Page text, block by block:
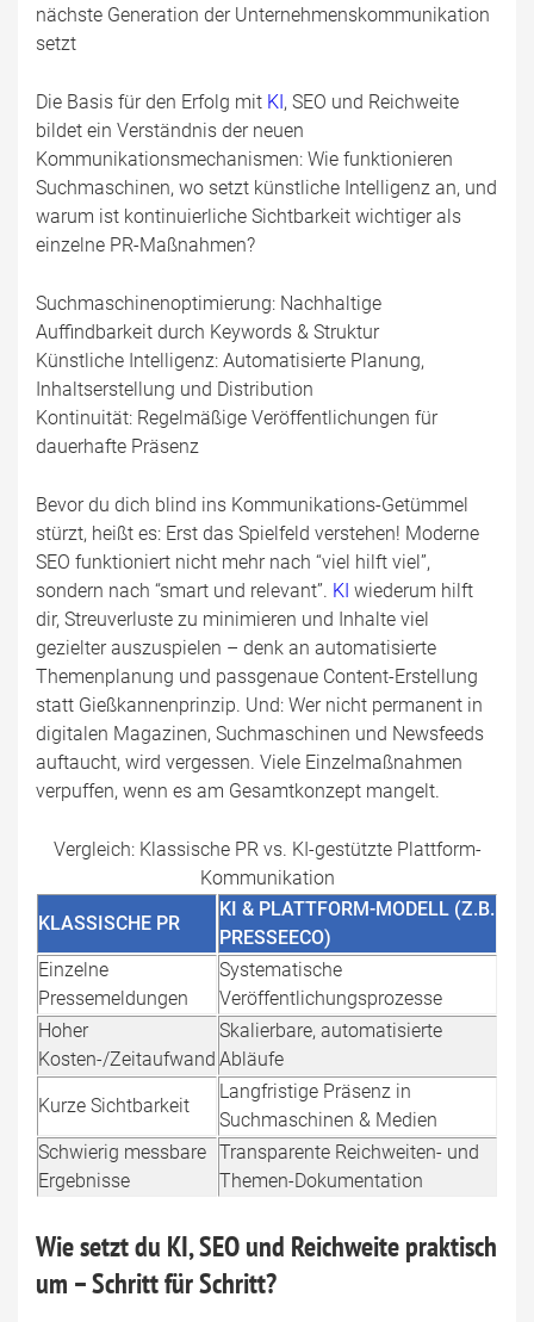
nächste Generation der Unternehmenskommunikation
setzt
Die Basis für den Erfolg mit KI, SEO und Reichweite
bildet ein Verständnis der neuen
Kommunikationsmechanismen: Wie funktionieren
Suchmaschinen, wo setzt künstliche Intelligenz an, und
warum ist kontinuierliche Sichtbarkeit wichtiger als
einzelne PR-Maßnahmen?
Suchmaschinenoptimierung: Nachhaltige
Auffindbarkeit durch Keywords & Struktur
Künstliche Intelligenz: Automatisierte Planung,
Inhaltserstellung und Distribution
Kontinuität: Regelmäßige Veröffentlichungen für
dauerhafte Präsenz
Bevor du dich blind ins Kommunikations-Getümmel
stürzt, heißt es: Erst das Spielfeld verstehen! Moderne
SEO funktioniert nicht mehr nach “viel hilft viel”,
sondern nach “smart und relevant”. KI wiederum hilft
dir, Streuverluste zu minimieren und Inhalte viel
gezielter auszuspielen – denk an automatisierte
Themenplanung und passgenaue Content-Erstellung
statt Gießkannenprinzip. Und: Wer nicht permanent in
digitalen Magazinen, Suchmaschinen und Newsfeeds
auftaucht, wird vergessen. Viele Einzelmaßnahmen
verpuffen, wenn es am Gesamtkonzept mangelt.
Vergleich: Klassische PR vs. KI-gestützte Plattform-
Kommunikation
KLASSISCHE PR
KI & PLATTFORM-MODELL (Z.B.
PRESSEECO)
Einzelne
Pressemeldungen
Systematische
Veröffentlichungsprozesse
Hoher
Kosten-/Zeitaufwand
Skalierbare, automatisierte
Abläufe
Kurze Sichtbarkeit
Langfristige Präsenz in
Suchmaschinen & Medien
Schwierig messbare
Ergebnisse
Transparente Reichweiten- und
Themen-Dokumentation
Wie setzt du KI, SEO und Reichweite praktisch
um – Schritt für Schritt?